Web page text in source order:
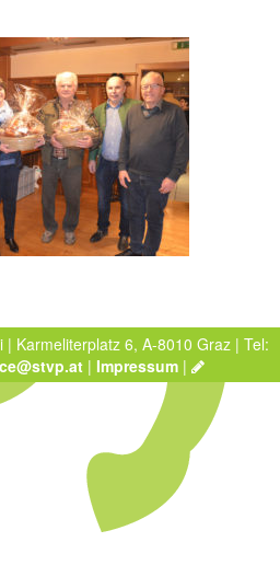
Karmeliterplatz 6, A-8010 Graz | Tel:
| Impressum |